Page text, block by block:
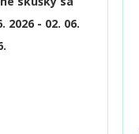
2026 - 02. 06.